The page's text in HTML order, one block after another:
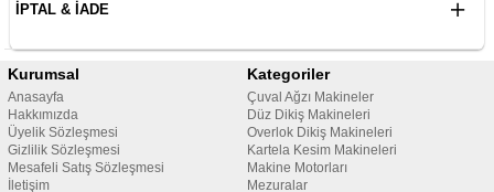
İPTAL & İADE
Kurumsal
Anasayfa
Hakkımızda
Üyelik Sözleşmesi
Gizlilik Sözleşmesi
Mesafeli Satış Sözleşmesi
İletişim
Kategoriler
Çuval Ağzı Makineler
Düz Dikiş Makineleri
Overlok Dikiş Makineleri
Kartela Kesim Makineleri
Makine Motorları
Mezuralar